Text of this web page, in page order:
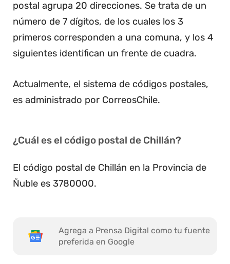
postal agrupa 20 direcciones. Se trata de un
número de 7 dígitos, de los cuales los 3
primeros corresponden a una comuna, y los 4
siguientes identifican un frente de cuadra.
Actualmente, el sistema de códigos postales,
es administrado por CorreosChile.
¿Cuál es el código postal de Chillán?
El código postal de Chillán en la Provincia de
Ñuble es 3780000.
Agrega a Prensa Digital como tu fuente
preferida en Google